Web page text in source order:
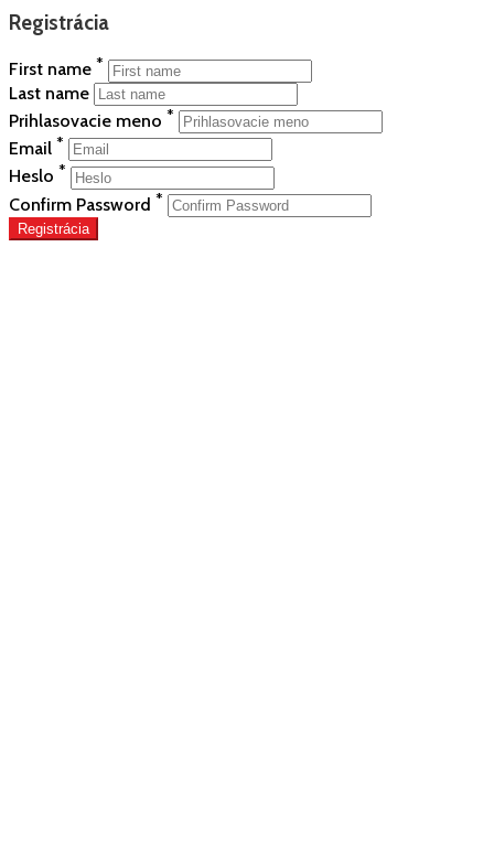
Registrácia
First name *
Last name
Prihlasovacie meno *
Email *
Heslo *
Confirm Password *
Registrácia